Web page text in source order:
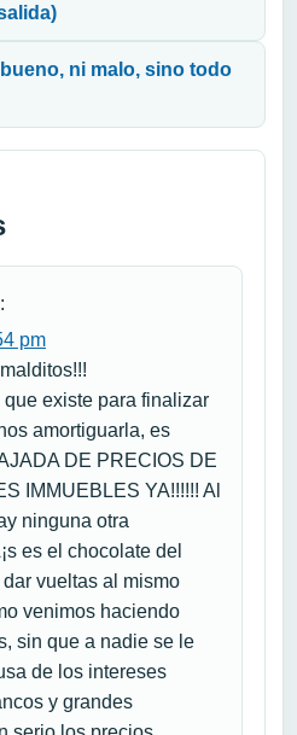
ni malo, sino todo
pm
que existe para finalizar
amortiguarla, es
DE PRECIOS DE
IMMUEBLES YA!!!!!! Al
ninguna otra
es el chocolate del
vueltas al mismo
venimos haciendo
sin que a nadie se le
de los intereses
y grandes